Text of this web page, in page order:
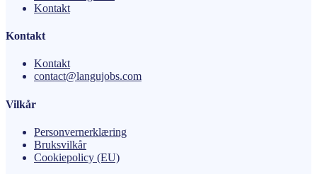
Kontakt
Kontakt
Kontakt
contact@langujobs.com
Vilkår
Personvernerklæring
Bruksvilkår
Cookiepolicy (EU)